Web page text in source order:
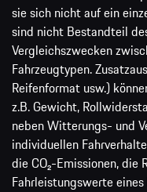
sie sich nicht auf ein
sind nicht Bestandteil
Vergleichszwecken
Fahrzeugtypen.
Reifenformat usw.)
z.B. Gewicht,
neben Witterungs- und
individuellen
die CO₂-Emissionen, die
Fahrleistungswerte